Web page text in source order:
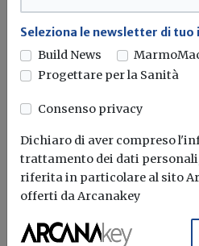
Al via Legno
Redazione Build News
Torna il Concorso
aperto a architetti, ecodesigner
Seleziona le newsletter di tuo
Build News
Progettare per la Sanità
Consenso privacy
Dichiaro di aver compreso
trattamento dei dati
riferita in particolare al sito
offerti da Arcanakey